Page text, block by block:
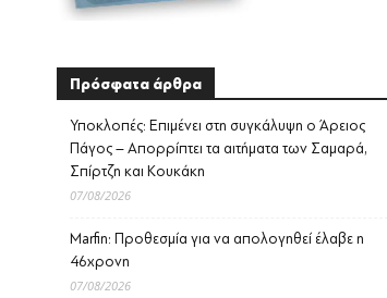
Πρόσφατα άρθρα
Υποκλοπές: Επιμένει στη συγκάλυψη ο Άρειος
Πάγος – Απορρίπτει τα αιτήματα των Σαμαρά,
Σπίρτζη και Κουκάκη
07/08/2026
Marfin: Προθεσμία για να απολογηθεί έλαβε η
46χρονη
07/08/2026